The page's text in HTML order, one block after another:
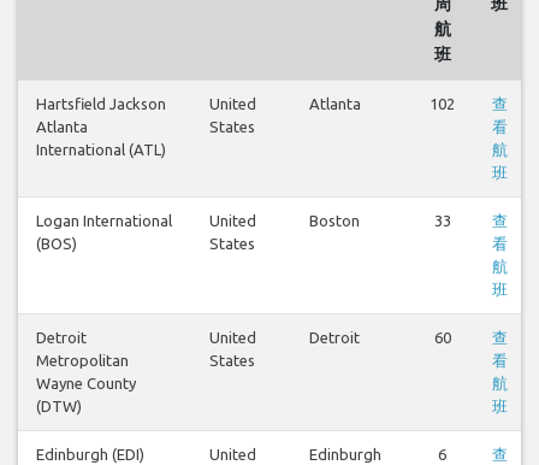
航
班
Hartsfield Jackson
Atlanta
International (ATL)
United
States
Atlanta 102
查
看
航
班
Logan International
(BOS)
United
States
Boston 33
查
看
航
班
Detroit
Metropolitan
Wayne County
(DTW)
United
States
Detroit 60
查
看
航
班
Edinburgh (EDI)
United
Edinburgh 6
查